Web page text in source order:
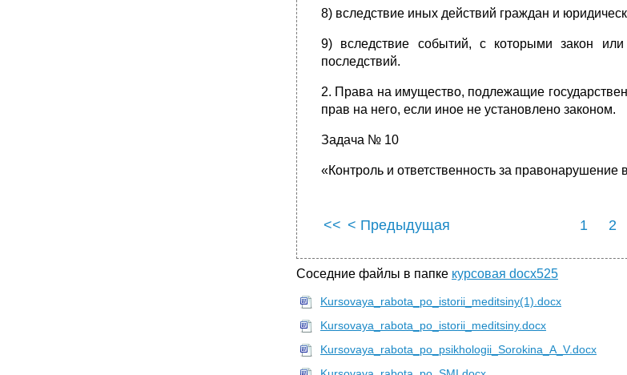
8) вследствие иных действий граждан и
9) вследствие событий, с которыми закон
последствий.
2. Права на имущество, подлежащие
прав на него, если иное не установлено законом.
Задача № 10
«Контроль и ответственность за правонарушение
<< < Предыдущая 1 2
Соседние файлы в папке курсовая docx525
Kursovaya_rabota_po_istorii_meditsiny(1).docx
Kursovaya_rabota_po_istorii_meditsiny.docx
Kursovaya_rabota_po_psikhologii_Sorokina_A_V.docx